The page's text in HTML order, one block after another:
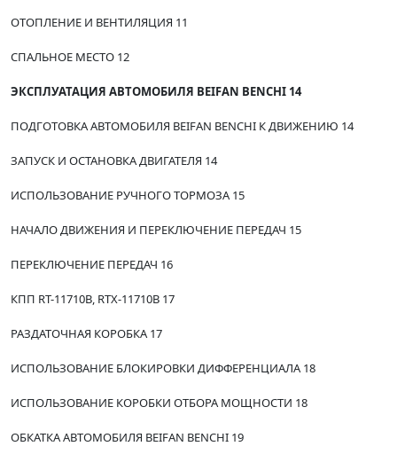
ОТОПЛЕНИЕ И ВЕНТИЛЯЦИЯ 11
СПАЛЬНОЕ МЕСТО 12
ЭКСПЛУАТАЦИЯ АВТОМОБИЛЯ BEIFAN BENCHI 14
ПОДГОТОВКА АВТОМОБИЛЯ BEIFAN BENCHI К ДВИЖЕНИЮ 14
ЗАПУСК И ОСТАНОВКА ДВИГАТЕЛЯ 14
ИСПОЛЬЗОВАНИЕ РУЧНОГО ТОРМОЗА 15
НАЧАЛО ДВИЖЕНИЯ И ПЕРЕКЛЮЧЕНИЕ ПЕРЕДАЧ 15
ПЕРЕКЛЮЧЕНИЕ ПЕРЕДАЧ 16
КПП RT-11710B, RTX-11710B 17
РАЗДАТОЧНАЯ КОРОБКА 17
ИСПОЛЬЗОВАНИЕ БЛОКИРОВКИ ДИФФЕРЕНЦИАЛА 18
ИСПОЛЬЗОВАНИЕ КОРОБКИ ОТБОРА МОЩНОСТИ 18
ОБКАТКА АВТОМОБИЛЯ BEIFAN BENCHI 19